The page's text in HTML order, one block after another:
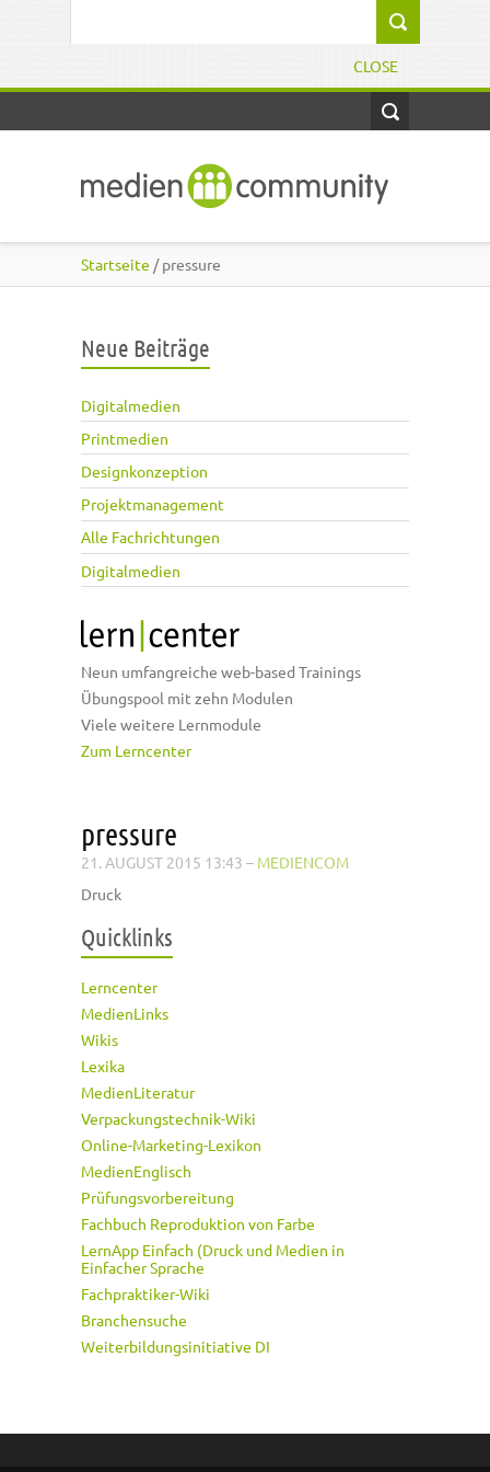
CLOSE
Startseite / pressure
Neue Beiträge
Digitalmedien
Printmedien
Designkonzeption
Projektmanagement
Alle Fachrichtungen
Digitalmedien
Neun umfangreiche web-based Trainings
Übungspool mit zehn Modulen
Viele weitere Lernmodule
Zum Lerncenter
pressure
21. AUGUST 2015 13:43 – MEDIENCOM
Druck
Quicklinks
Lerncenter
MedienLinks
Wikis
Lexika
MedienLiteratur
Verpackungstechnik-Wiki
Online-Marketing-Lexikon
MedienEnglisch
Prüfungsvorbereitung
Fachbuch Reproduktion von Farbe
LernApp Einfach (Druck und Medien in
Einfacher Sprache
Fachpraktiker-Wiki
Branchensuche
Weiterbildungsinitiative DI